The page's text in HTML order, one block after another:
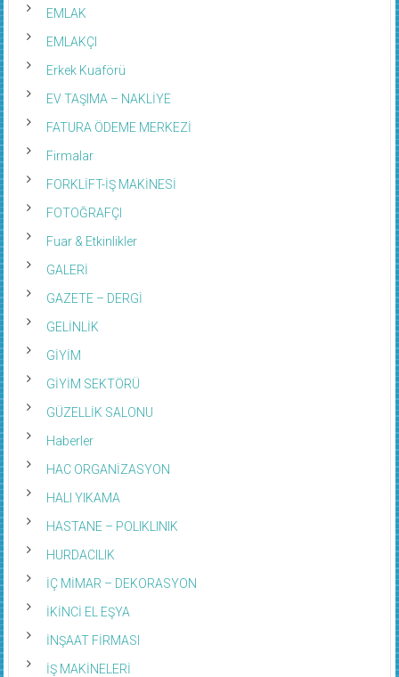
EMLAK
EMLAKÇI
Erkek Kuaförü
EV TAŞIMA – NAKLİYE
FATURA ÖDEME MERKEZİ
Firmalar
FORKLİFT-İŞ MAKİNESİ
FOTOĞRAFÇI
Fuar & Etkinlikler
GALERİ
GAZETE – DERGİ
GELİNLİK
GİYİM
GİYİM SEKTÖRÜ
GÜZELLİK SALONU
Haberler
HAC ORGANİZASYON
HALI YIKAMA
HASTANE – POLIKLINIK
HURDACILIK
İÇ MİMAR – DEKORASYON
İKİNCİ EL EŞYA
İNŞAAT FİRMASI
İŞ MAKİNELERİ